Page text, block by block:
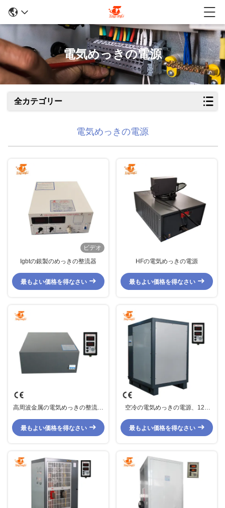
電気めっきの電源
全カテゴリー
電気めっきの電源
ビデオ
Igbtの銀製のめっきの整流器
最もよい価格を得なさい
HFの電気めっきの電源
最もよい価格を得なさい
高周波金属の電気めっきの整流器
最もよい価格を得なさい
空冷の電気めっきの電源、12V
最もよい価格を得なさい